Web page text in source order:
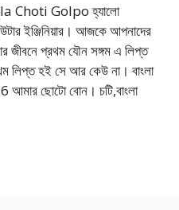
Choti Golpo হ্যালো
ইঞ্জিনিয়ার। আজকে আপনাদের
জীবনে প্রথম যৌন সঙ্গম এ লিপ্ত
লিপ্ত হই সে আর কেউ না। বাংলা
ছোটো বোন। চটি,বাংলা